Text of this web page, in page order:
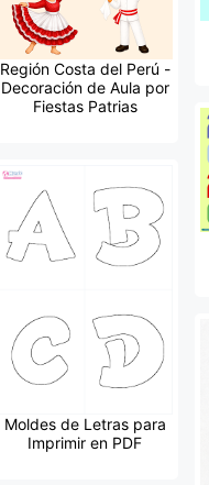
Región Costa del Perú -
Decoración de Aula por
Fiestas Patrias
Moldes de Letras para
Imprimir en PDF